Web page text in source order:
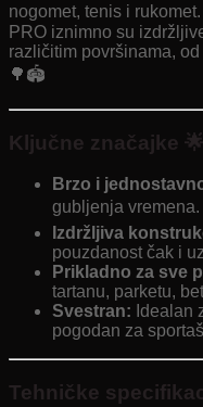
nogomet, tenis i
PRO iznimno su
različitim površinama,
🌳🏟️
Ključne značajke 🌟
Brzo i
gubljenja
Izdržljiva
pouzdanost čak i
Prikladno za sve
tartanu, parketu,
Svestran: Idealan
pogodan za
Tehničke